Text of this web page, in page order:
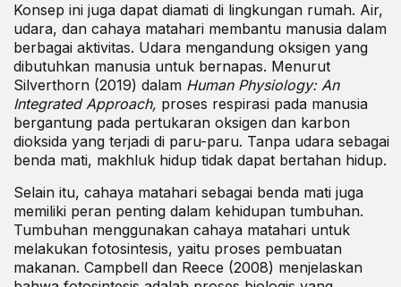
Konsep ini juga dapat diamati di lingkungan rumah. Air,
udara, dan cahaya matahari membantu manusia dalam
berbagai aktivitas. Udara mengandung oksigen yang
dibutuhkan manusia untuk bernapas. Menurut
Silverthorn (2019) dalam Human Physiology: An
Integrated Approach, proses respirasi pada manusia
bergantung pada pertukaran oksigen dan karbon
dioksida yang terjadi di paru-paru. Tanpa udara sebagai
benda mati, makhluk hidup tidak dapat bertahan hidup.
Selain itu, cahaya matahari sebagai benda mati juga
memiliki peran penting dalam kehidupan tumbuhan.
Tumbuhan menggunakan cahaya matahari untuk
melakukan fotosintesis, yaitu proses pembuatan
makanan. Campbell dan Reece (2008) menjelaskan